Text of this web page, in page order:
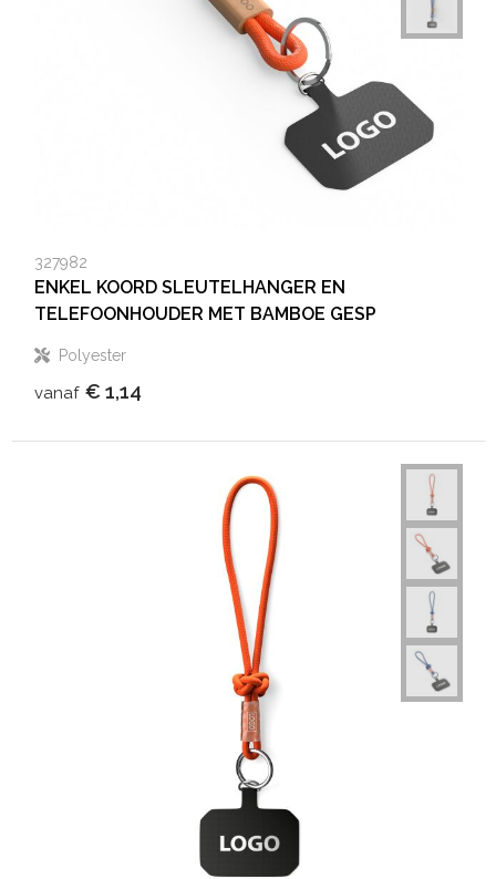
327982
ENKEL KOORD SLEUTELHANGER EN
TELEFOONHOUDER MET BAMBOE GESP
Polyester
vanaf € 1,14